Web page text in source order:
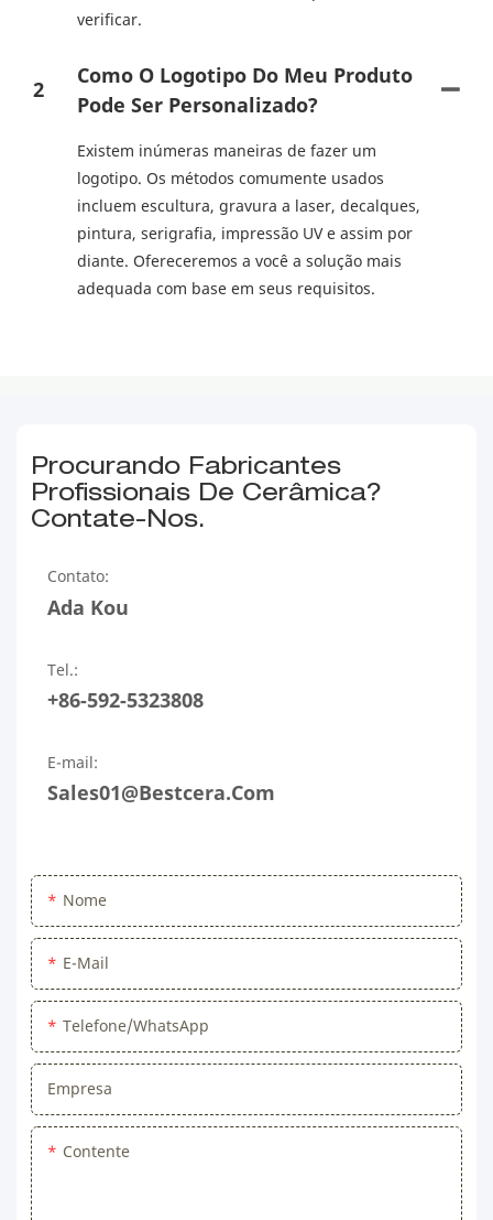
verificar.
2
Como O Logotipo Do Meu Produto
Pode Ser Personalizado?
Existem inúmeras maneiras de fazer um
logotipo. Os métodos comumente usados ​​
incluem escultura, gravura a laser, decalques,
pintura, serigrafia, impressão UV e assim por
diante. Ofereceremos a você a solução mais
adequada com base em seus requisitos.
Procurando Fabricantes
Profissionais De Cerâmica?
Contate-Nos.
Contato:
Ada Kou
Tel.:
+86-592-5323808
E-mail:
Sales01@bestcera.com
Nome
E-Mail
Telefone/WhatsApp
Empresa
Contente